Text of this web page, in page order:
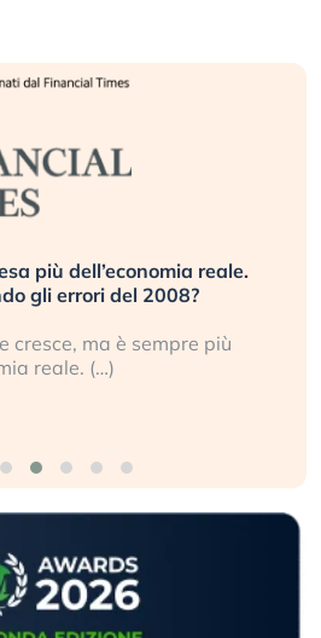
più dell’economia reale.
gli errori del 2008?
cresce, ma è sempre più
reale. (…)